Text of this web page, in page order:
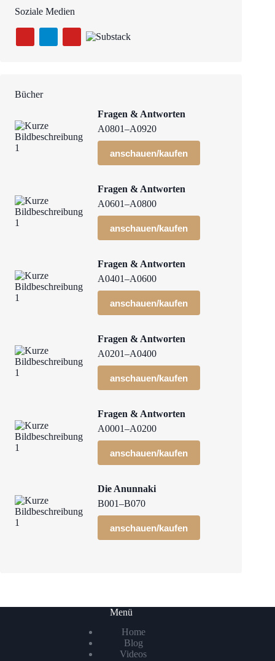
Soziale Medien
Bücher
Fragen & Antworten
A0801–A0920
anschauen/kaufen
Fragen & Antworten
A0601–A0800
anschauen/kaufen
Fragen & Antworten
A0401–A0600
anschauen/kaufen
Fragen & Antworten
A0201–A0400
anschauen/kaufen
Fragen & Antworten
A0001–A0200
anschauen/kaufen
Die Anunnaki
B001–B070
anschauen/kaufen
Menü
Home
Blog
Videos